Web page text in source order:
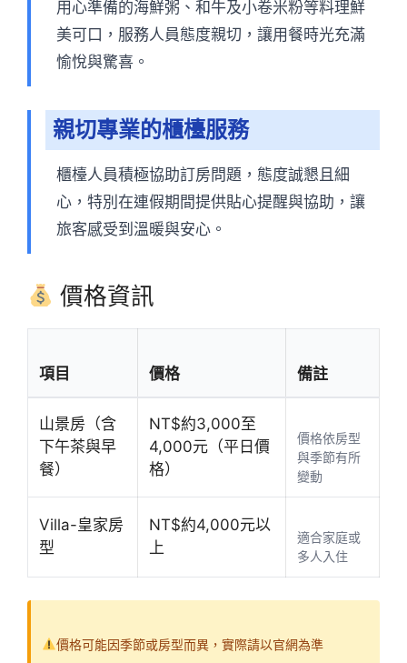
用心準備的海鮮粥、和牛及小卷米粉等料理鮮
美可口，服務人員態度親切，讓用餐時光充滿
愉悅與驚喜。
親切專業的櫃檯服務
櫃檯人員積極協助訂房問題，態度誠懇且細
心，特別在連假期間提供貼心提醒與協助，讓
旅客感受到溫暖與安心。
價格資訊
項目 價格 備註
山景房（含
下午茶與早
餐）
NT$約3,000至
4,000元（平日價
格）
價格依房型
與季節有所
變動
Villa-皇家房
型
NT$約4,000元以
上
適合家庭或
多人入住
價格可能因季節或房型而異，實際請以官網為準